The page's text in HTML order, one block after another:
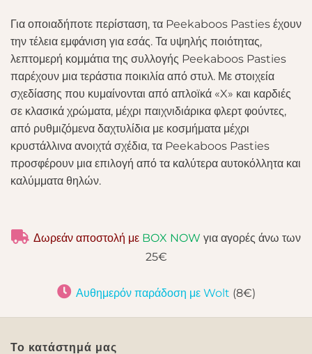
Για οποιαδήποτε περίσταση, τα Peekaboos Pasties έχουν
την τέλεια εμφάνιση για εσάς. Τα υψηλής ποιότητας,
λεπτομερή κομμάτια της συλλογής Peekaboos Pasties
παρέχουν μια τεράστια ποικιλία από στυλ. Με στοιχεία
σχεδίασης που κυμαίνονται από απλοϊκά «X» και καρδιές
σε κλασικά χρώματα, μέχρι παιχνιδιάρικα φλερτ φούντες,
από ρυθμιζόμενα δαχτυλίδια με κοσμήματα μέχρι
κρυστάλλινα ανοιχτά σχέδια, τα Peekaboos Pasties
προσφέρουν μια επιλογή από τα καλύτερα αυτοκόλλητα και
καλύμματα θηλών.
Δωρεάν αποστολή με BOX NOW για αγορές άνω των
25€
Αυθημερόν παράδοση με Wolt (8€)
Το κατάστημά μας